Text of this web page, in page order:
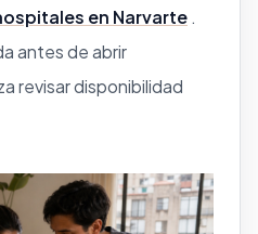
en Narvarte .
antes de abrir
revisar disponibilidad